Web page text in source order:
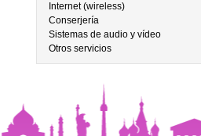
Internet (wireless)
Conserjería
Sistemas de audio y vídeo
Otros servicios